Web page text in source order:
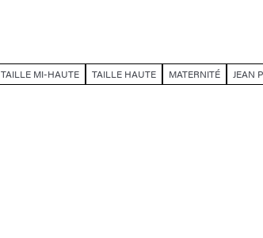
TAILLE MI-HAUTE TAILLE HAUTE MATERNITÉ JEAN